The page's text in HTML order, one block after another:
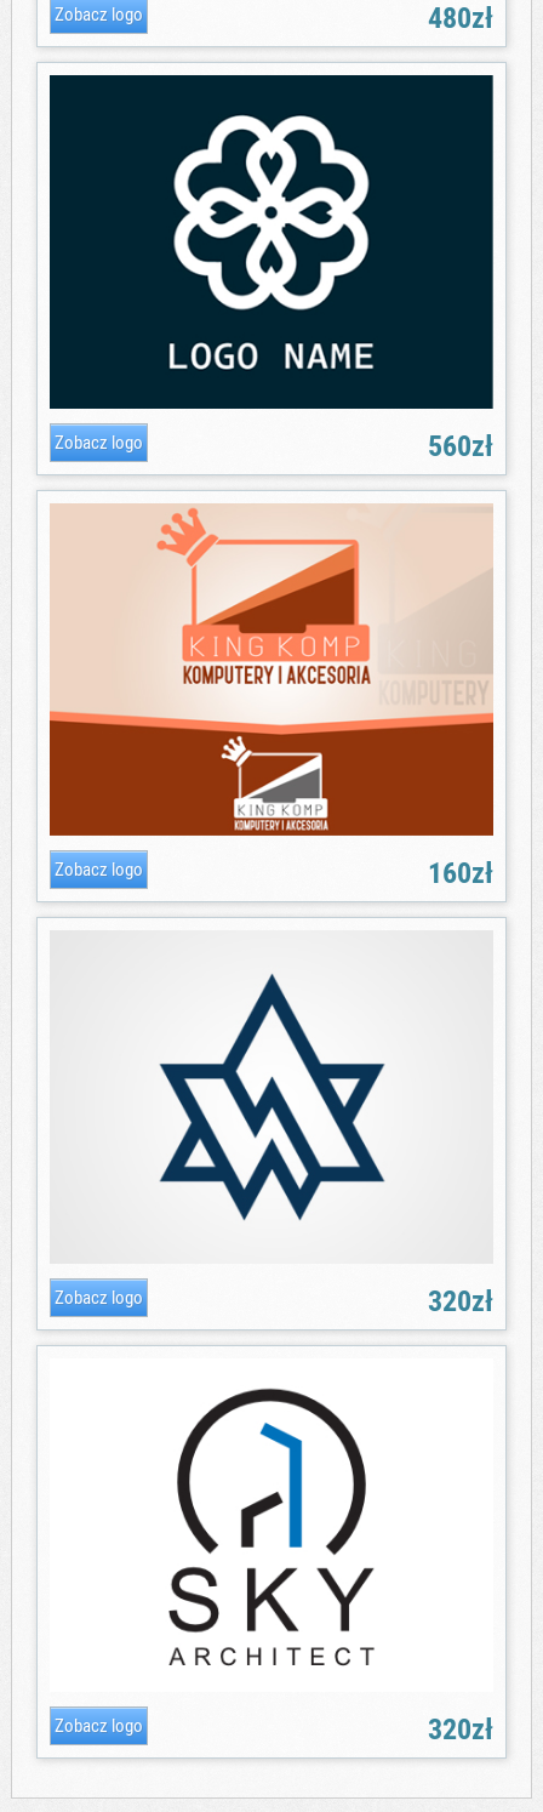
480zł
560zł
160zł
320zł
320zł